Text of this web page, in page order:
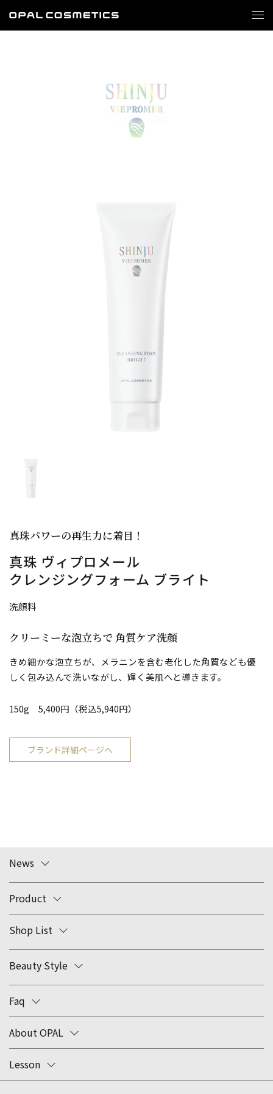
真珠パワーの再生力に着目！
真珠 ヴィプロメール
クレンジングフォーム ブライト
洗顔料
クリーミーな泡立ちで 角質ケア洗顔
きめ細かな泡立ちが、メラニンを含む老化した角質なども優
しく包み込んで洗いながし、輝く美肌へと導きます。
150g 5,400円（税込5,940円）
ブランド詳細ページへ
News
Product
Shop List
Beauty Style
Faq
About OPAL
Lesson